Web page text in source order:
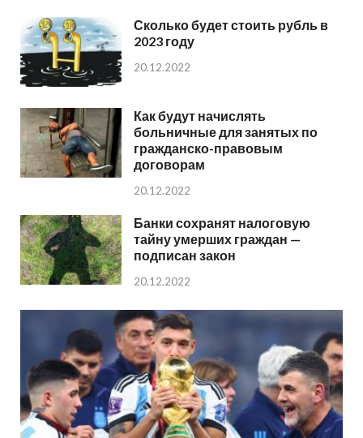
Сколько будет стоить рубль в
2023 году
20.12.2022
Как будут начислять
больничные для занятых по
гражданско-правовым
договорам
20.12.2022
Банки сохранят налоговую
тайну умерших граждан —
подписан закон
20.12.2022